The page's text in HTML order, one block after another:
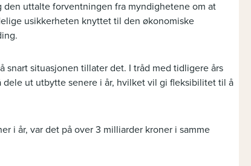
uttalte forventningen fra myndighetene om at
usikkerheten knyttet til den økonomiske
situasjonen tillater det. I tråd med tidligere års
ut utbytte senere i år, hvilket vil gi fleksibilitet til å
i år, var det på over 3 milliarder kroner i samme